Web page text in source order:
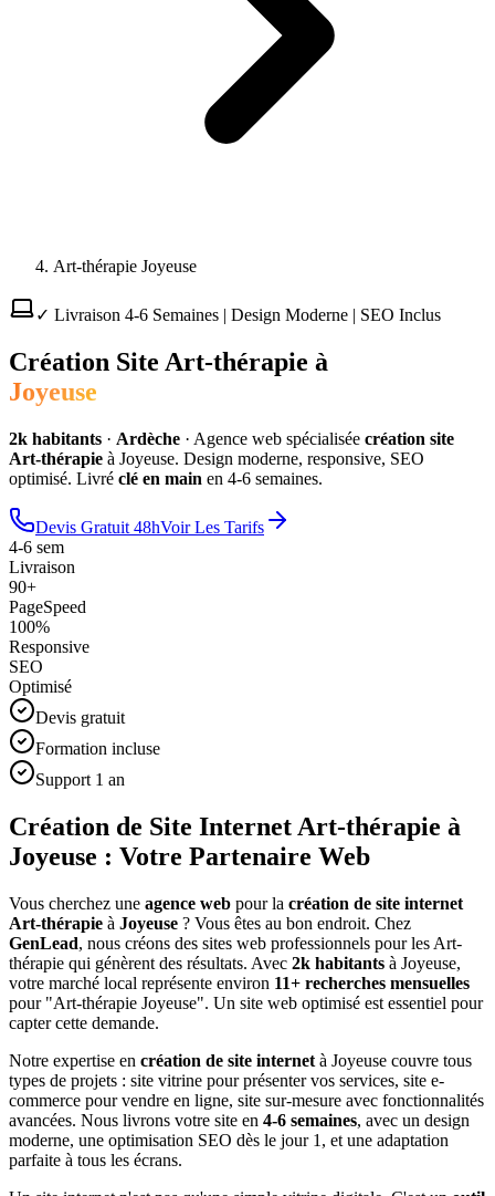
Art-thérapie Joyeuse
✓ Livraison 4-6 Semaines | Design Moderne | SEO Inclus
Création Site Art-thérapie à
Joyeuse
2k habitants · Ardèche · Agence web spécialisée création site
Art-thérapie à Joyeuse. Design moderne, responsive, SEO
optimisé. Livré clé en main en 4-6 semaines.
Devis Gratuit 48hVoir Les Tarifs
4-6 sem
Livraison
90+
PageSpeed
100%
Responsive
SEO
Optimisé
Devis gratuit
Formation incluse
Support 1 an
Création de Site Internet Art-thérapie à
Joyeuse : Votre Partenaire Web
Vous cherchez une agence web pour la création de site internet
Art-thérapie à Joyeuse ? Vous êtes au bon endroit. Chez
GenLead, nous créons des sites web professionnels pour les Art-
thérapie qui génèrent des résultats. Avec 2k habitants à Joyeuse,
votre marché local représente environ 11+ recherches mensuelles
pour "Art-thérapie Joyeuse". Un site web optimisé est essentiel pour
capter cette demande.
Notre expertise en création de site internet à Joyeuse couvre tous
types de projets : site vitrine pour présenter vos services, site e-
commerce pour vendre en ligne, site sur-mesure avec fonctionnalités
avancées. Nous livrons votre site en 4-6 semaines, avec un design
moderne, une optimisation SEO dès le jour 1, et une adaptation
parfaite à tous les écrans.